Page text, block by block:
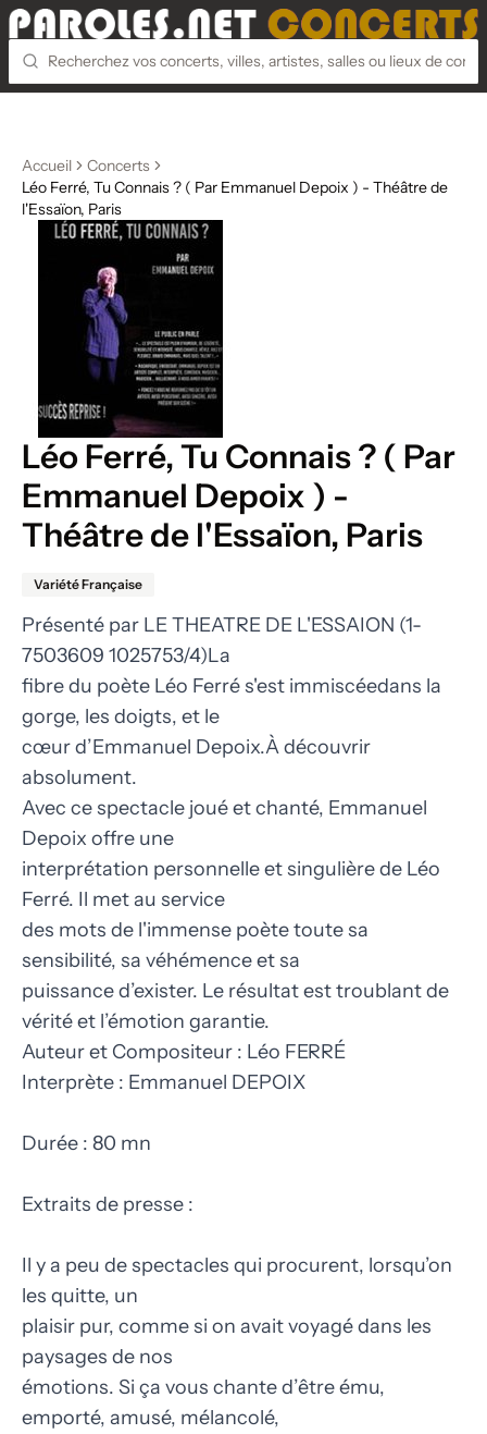
Accueil
Concerts
Léo Ferré, Tu Connais ? ( Par Emmanuel Depoix ) - Théâtre de
l'Essaïon, Paris
Léo Ferré, Tu Connais ? ( Par
Emmanuel Depoix ) -
Théâtre de l'Essaïon, Paris
Variété Française
Présenté par LE THEATRE DE L'ESSAION (1-
7503609 1025753/4)La
fibre du poète Léo Ferré s'est immiscéedans la
gorge, les doigts, et le
cœur d’Emmanuel Depoix.À découvrir
absolument.
Avec ce spectacle joué et chanté, Emmanuel
Depoix offre une
interprétation personnelle et singulière de Léo
Ferré. Il met au service
des mots de l'immense poète toute sa
sensibilité, sa véhémence et sa
puissance d’exister. Le résultat est troublant de
vérité et l’émotion garantie.
Auteur et Compositeur : Léo FERRÉ
Interprète : Emmanuel DEPOIX
Durée : 80 mn
Extraits de presse :
Il y a peu de spectacles qui procurent, lorsqu’on
les quitte, un
plaisir pur, comme si on avait voyagé dans les
paysages de nos
émotions. Si ça vous chante d’être ému,
emporté, amusé, mélancolé,